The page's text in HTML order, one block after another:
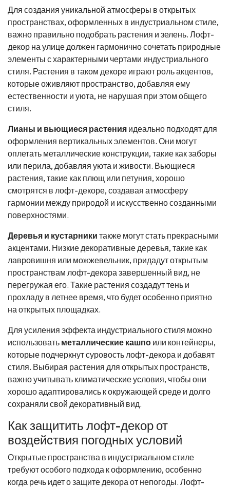
Для создания уникальной атмосферы в открытых
пространствах, оформленных в индустриальном стиле,
важно правильно подобрать растения и зелень. Лофт-
декор на улице должен гармонично сочетать природные
элементы с характерными чертами индустриального
стиля. Растения в таком декоре играют роль акцентов,
которые оживляют пространство, добавляя ему
естественности и уюта, не нарушая при этом общего
стиля.
Лианы и вьющиеся растения идеально подходят для
оформления вертикальных элементов. Они могут
оплетать металлические конструкции, такие как заборы
или перила, добавляя уюта и живости. Вьющиеся
растения, такие как плющ или петуния, хорошо
смотрятся в лофт-декоре, создавая атмосферу
гармонии между природой и искусственно созданными
поверхностями.
Деревья и кустарники также могут стать прекрасными
акцентами. Низкие декоративные деревья, такие как
лавровишня или можжевельник, придадут открытым
пространствам лофт-декора завершенный вид, не
перегружая его. Такие растения создадут тень и
прохладу в летнее время, что будет особенно приятно
на открытых площадках.
Для усиления эффекта индустриального стиля можно
использовать металлические кашпо или контейнеры,
которые подчеркнут суровость лофт-декора и добавят
стиля. Выбирая растения для открытых пространств,
важно учитывать климатические условия, чтобы они
хорошо адаптировались к окружающей среде и долго
сохраняли свой декоративный вид.
Как защитить лофт-декор от
воздействия погодных условий
Открытые пространства в индустриальном стиле
требуют особого подхода к оформлению, особенно
когда речь идет о защите декора от непогоды. Лофт-